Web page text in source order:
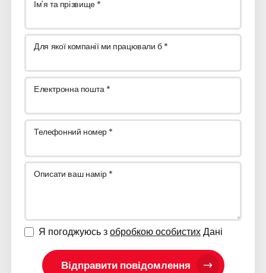
Ім'я та прізвище *
Для якої компанії ми працювали б *
Електронна пошта *
Телефонний номер *
Описати ваш намір *
Я погоджуюсь з обробкою особистихДані
Відправити повідомлення